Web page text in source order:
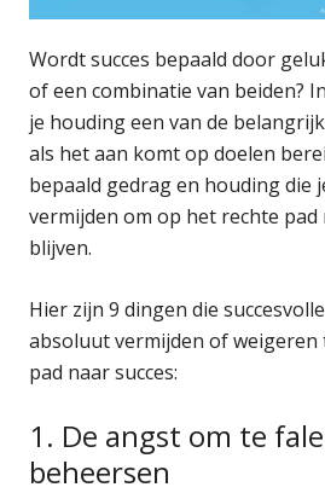
Wordt succes bepaald door
of een combinatie van beiden?
je houding een van de
als het aan komt op doelen
bepaald gedrag en houding die
vermijden om op het rechte pad
blijven.
Hier zijn 9 dingen die
absoluut vermijden of weigeren
pad naar succes:
1. De angst om te
beheersen